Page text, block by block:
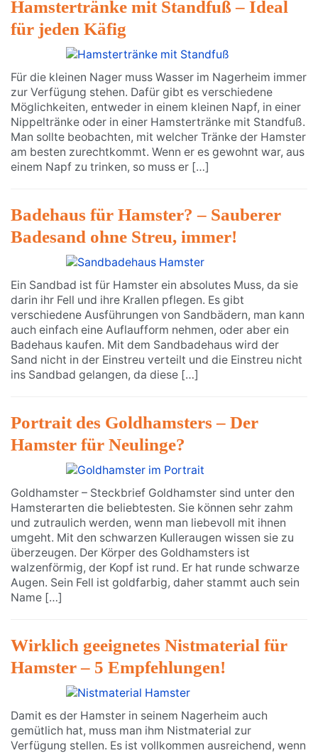
Hamstertränke mit Standfuß – Ideal
für jeden Käfig
Für die kleinen Nager muss Wasser im Nagerheim immer
zur Verfügung stehen. Dafür gibt es verschiedene
Möglichkeiten, entweder in einem kleinen Napf, in einer
Nippeltränke oder in einer Hamstertränke mit Standfuß.
Man sollte beobachten, mit welcher Tränke der Hamster
am besten zurechtkommt. Wenn er es gewohnt war, aus
einem Napf zu trinken, so muss er […]
Badehaus für Hamster? – Sauberer
Badesand ohne Streu, immer!
Ein Sandbad ist für Hamster ein absolutes Muss, da sie
darin ihr Fell und ihre Krallen pflegen. Es gibt
verschiedene Ausführungen von Sandbädern, man kann
auch einfach eine Auflaufform nehmen, oder aber ein
Badehaus kaufen. Mit dem Sandbadehaus wird der
Sand nicht in der Einstreu verteilt und die Einstreu nicht
ins Sandbad gelangen, da diese […]
Portrait des Goldhamsters – Der
Hamster für Neulinge?
Goldhamster – Steckbrief Goldhamster sind unter den
Hamsterarten die beliebtesten. Sie können sehr zahm
und zutraulich werden, wenn man liebevoll mit ihnen
umgeht. Mit den schwarzen Kulleraugen wissen sie zu
überzeugen. Der Körper des Goldhamsters ist
walzenförmig, der Kopf ist rund. Er hat runde schwarze
Augen. Sein Fell ist goldfarbig, daher stammt auch sein
Name […]
Wirklich geeignetes Nistmaterial für
Hamster – 5 Empfehlungen!
Damit es der Hamster in seinem Nagerheim auch
gemütlich hat, muss man ihm Nistmaterial zur
Verfügung stellen. Es ist vollkommen ausreichend, wenn